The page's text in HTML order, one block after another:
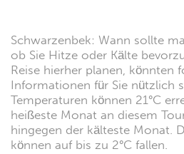
Schwarzenbek: Wann sollte
ob Sie Hitze oder Kälte
Reise hierher planen, könnten
Informationen für Sie nützlich
Temperaturen können 21°C
heißeste Monat an diesem
hingegen der kälteste Monat.
können auf bis zu 2°C fallen.